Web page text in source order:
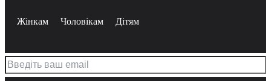
Жінкам Чоловікам Дітям